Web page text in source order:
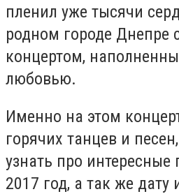
пленил уже тысячи
родном городе Днепре
концертом,
любовью.
Именно на этом
горячих танцев и
узнать про
2017 год, а так же